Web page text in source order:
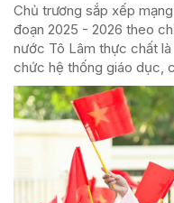
Chủ trương sắp xếp
đoạn 2025 - 2026 theo
nước Tô Lâm thực chất
chức hệ thống giáo dục,